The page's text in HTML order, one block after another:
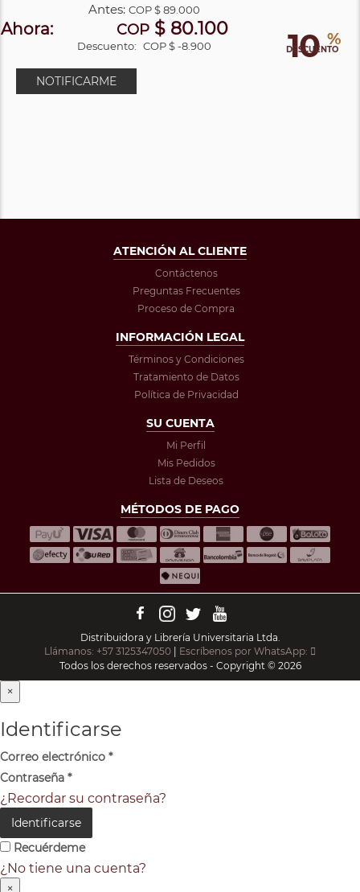
10 %
DESCUENTO
Antes: COP$ 89.000
Ahora: COP$ 80.100
Descuento: COP $ -8.900
NOTIFICARME
ATENCIÓN AL CLIENTE
Contáctenos
Preguntas Frecuentes
Proceso de Compra
INFORMACIÓN LEGAL
Términos y Condiciones
Tratamiento de Datos
Política de Privacidad
SU CUENTA
Mi Perfil
Mis Pedidos
Lista de Deseos
MÉTODOS DE PAGO
Distribuidora y Librería Universitaria Ltda.
Llámanos: +57 3125347050 | Escríbenos por WhatsApp:
Todos los derechos reservados - Copyright © 2026
×
Identificarse
Correo electrónico *
Contraseña *
¿Recordar su contraseña?
Identificarse
Recuérdeme
¿No tiene una cuenta?
×